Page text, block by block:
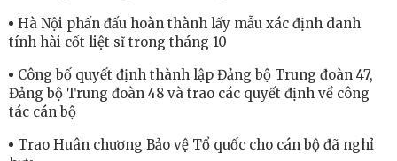
Hà Nội phấn đấu hoàn thành lấy mẫu xác định danh
tính hài cốt liệt sĩ trong tháng 10
Công bố quyết định thành lập Đảng bộ Trung đoàn 47,
Đảng bộ Trung đoàn 48 và trao các quyết định về công
tác cán bộ
Trao Huân chương Bảo vệ Tổ quốc cho cán bộ đã nghỉ